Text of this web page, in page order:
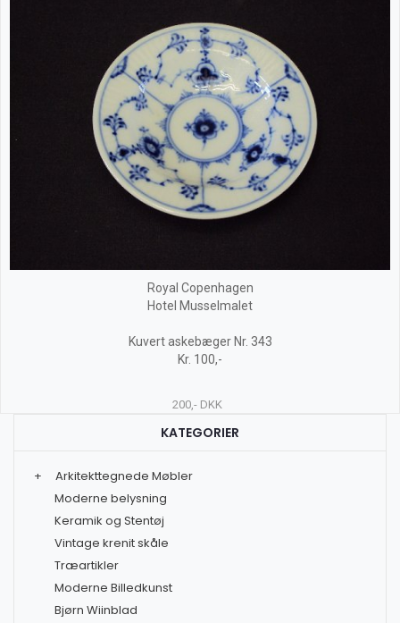
Royal Copenhagen
Hotel Musselmalet
Kuvert askebæger Nr. 343
Kr. 100,-
200,- DKK
KATEGORIER
+
Arkitekttegnede Møbler
Moderne belysning
Keramik og Stentøj
Vintage krenit skåle
Træartikler
Moderne Billedkunst
Bjørn Wiinblad